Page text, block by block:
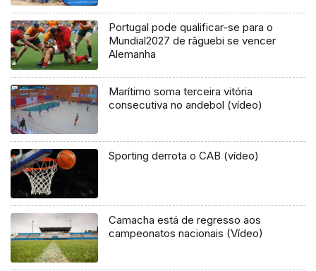
Portugal pode qualificar-se para o
Mundial2027 de râguebi se vencer
Alemanha
Marítimo soma terceira vitória
consecutiva no andebol (vídeo)
Sporting derrota o CAB (vídeo)
Camacha está de regresso aos
campeonatos nacionais (Vídeo)